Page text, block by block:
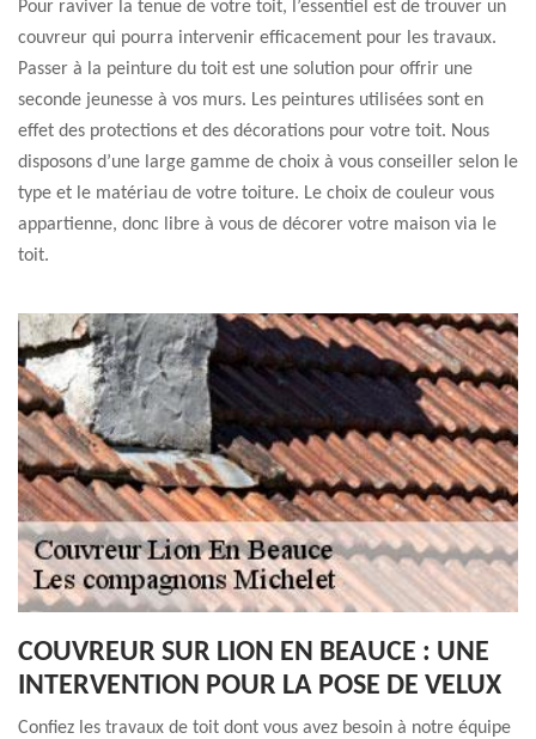
Pour raviver la tenue de votre toit, l’essentiel est de trouver un
couvreur qui pourra intervenir efficacement pour les travaux.
Passer à la peinture du toit est une solution pour offrir une
seconde jeunesse à vos murs. Les peintures utilisées sont en
effet des protections et des décorations pour votre toit. Nous
disposons d’une large gamme de choix à vous conseiller selon le
type et le matériau de votre toiture. Le choix de couleur vous
appartienne, donc libre à vous de décorer votre maison via le
toit.
COUVREUR SUR LION EN BEAUCE : UNE
INTERVENTION POUR LA POSE DE VELUX
Confiez les travaux de toit dont vous avez besoin à notre équipe